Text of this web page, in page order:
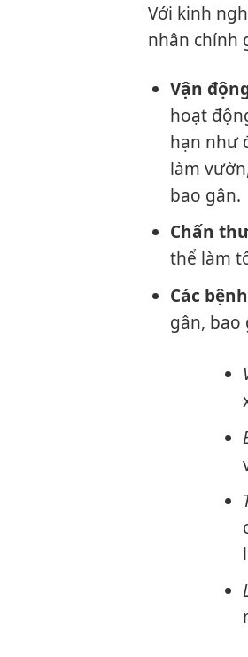
Với kinh
nhân chính
Vận
hoạt
hạn như
làm
bao gân.
Chấn
thể làm
Các
gân, bao